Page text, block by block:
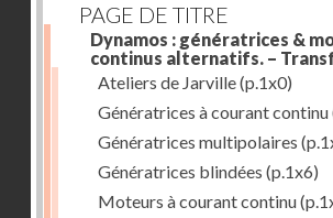
PAGE DE TITRE
Dynamos : génératrices &
continus alternatifs. –
Ateliers de Jarville(p.1x0)
Génératrices à courant continu
Génératrices multipolaires
Génératrices blindées (p.1x6)
Moteurs à courant continu